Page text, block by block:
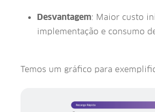
Desvantagem: Maior custo
implementação e consumo
Temos um gráfico para